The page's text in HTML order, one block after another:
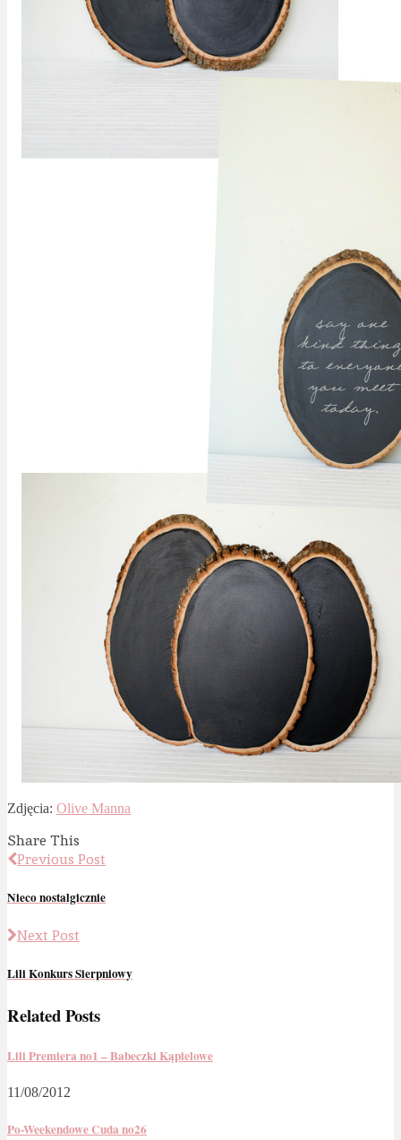
Zdjęcia: Olive Manna
Share This
Previous Post
Nieco nostalgicznie
Next Post
Lili Konkurs Sierpniowy
Related Posts
Lili Premiera no1 – Babeczki Kąpielowe
11/08/2012
Po-Weekendowe Cuda no26